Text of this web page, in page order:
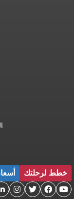
خطط لرحلتك




